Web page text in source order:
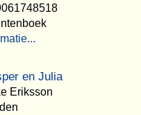
en Julia
Eriksson